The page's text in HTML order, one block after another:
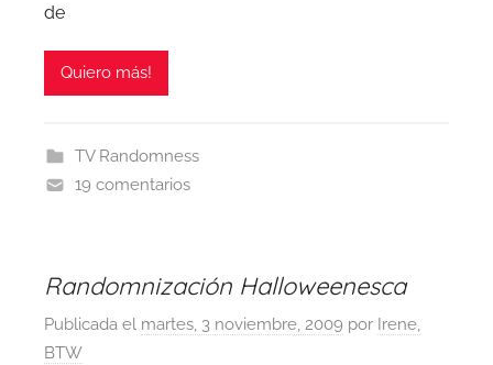
de
Quiero más!
TV Randomness
19 comentarios
Randomnización Halloweenesca
Publicada el martes, 3 noviembre, 2009 por Irene,
BTW